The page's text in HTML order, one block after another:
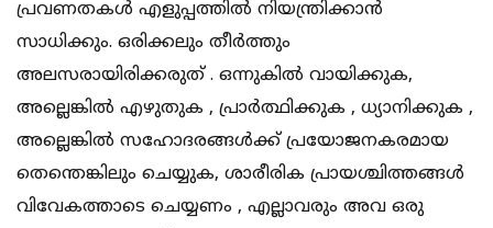
പ്രവണതകള്‍ എളുപ്പത്തില്‍ നിയന്ത്രിക്കാന്‍
സാധിക്കും. ഒരിക്കലും തീര്‍ത്തും
അലസരായിരിക്കരുത് . ഒന്നുകില്‍ വായിക്കുക,
അല്ലെങ്കില്‍ എഴുതുക , പ്രാര്‍ത്ഥിക്കുക , ധ്യാനിക്കുക ,
അല്ലെങ്കില്‍ സഹോദരങ്ങള്‍ക്ക് പ്രയോജനകരമായ
തെന്തെങ്കിലും ചെയ്യുക, ശാരീരിക പ്രായശ്ചിത്തങ്ങള്‍
വിവേകത്താടെ ചെയ്യണം , എല്ലാവരും അവ ഒരു